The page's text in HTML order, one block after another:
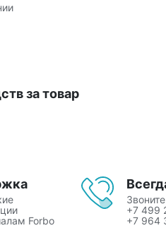
за товар
Forbo
+7 499
+7 964